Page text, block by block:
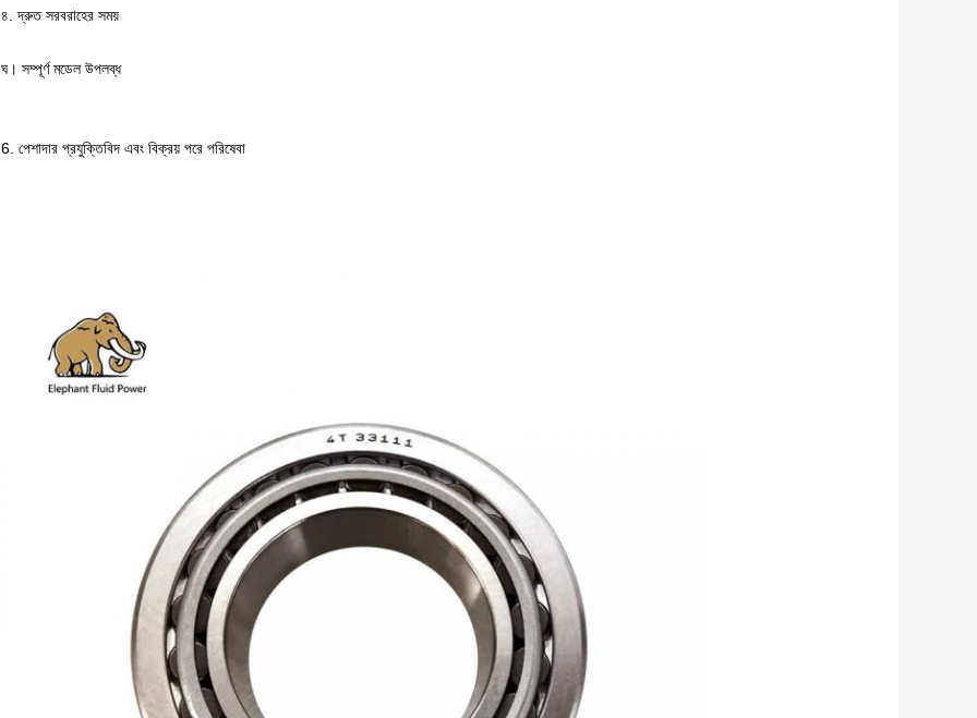
৪. দ্রুত সরবরাহের সময়
ঘ। সম্পূর্ণ মডেল উপলব্ধ
6. পেশাদার প্রযুক্তিবিদ এবং বিক্রয় পরে পরিষেবা